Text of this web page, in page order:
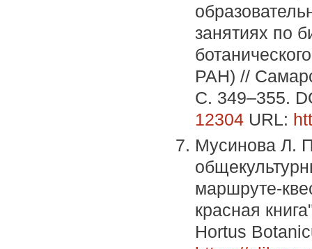
занятиях по
РАН) //
С. 349–355.
12304 URL:
Мусинова Л.
маршруте-
красная
Hortus